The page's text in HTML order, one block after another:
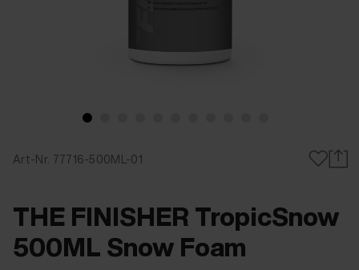
Art-Nr. 77716-500ML-01
THE FINISHER TropicSnow
500ML Snow Foam